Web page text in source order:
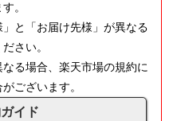
。
と「お届け先様」が異なる
さい。
る場合、楽天市場の規約に
ございます。
イド